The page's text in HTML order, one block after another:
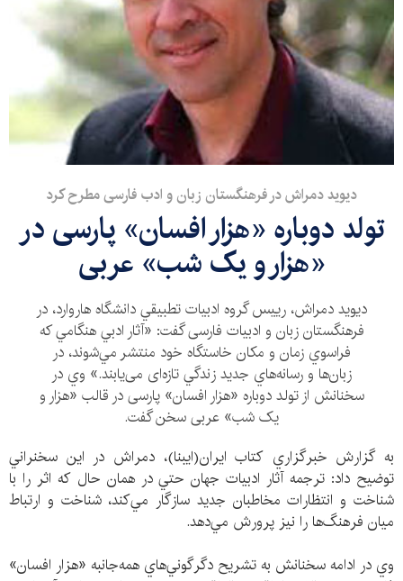
ديويد دمراش در فرهنگستان زبان و ادب فارسی مطرح کرد
تولد دوباره «هزار افسان» پارسی در
«هزار و یک شب» عربی
ديويد دمراش، رييس گروه ادبيات تطبيقي دانشگاه هاروارد، در
فرهنگستان زبان و ادبيات فارسی گفت: «آثار ادبي هنگامي كه
فراسوي زمان و مكان خاستگاه خود منتشر مي‌شوند، در
زبان‌ها و رسانه‌هاي جديد زندگي تازه‌ای می‌يابند.» وي در
سخنانش از تولد دوباره «هزار افسان» پارسی در قالب «هزار و
یک شب» عربی سخن گفت.
به گزارش خبرگزاري كتاب ايران(ايبنا)، دمراش در اين سخنراني
توضيح داد: ترجمه آثار ادبيات جهان حتي در همان حال كه اثر را با
شناخت و انتظارات مخاطبان جديد سازگار مي‌كند، شناخت و ارتباط
ميان فرهنگ‌ها را نیز پرورش مي‌دهد.
وي در ادامه سخنانش به تشریح دگرگوني‌هاي همه‌جانبه «هزار افسان»‌